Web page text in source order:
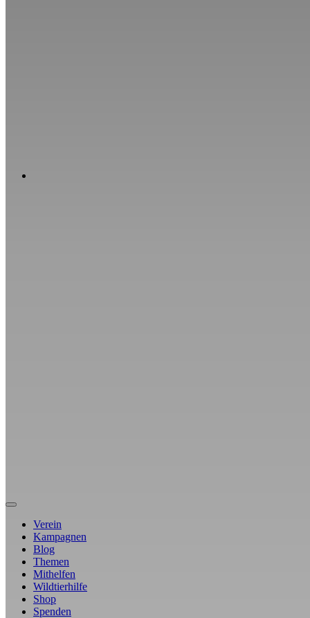
Verein
Kampagnen
Blog
Themen
Mithelfen
Wildtierhilfe
Shop
Spenden